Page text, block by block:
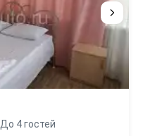
До 4 гостей